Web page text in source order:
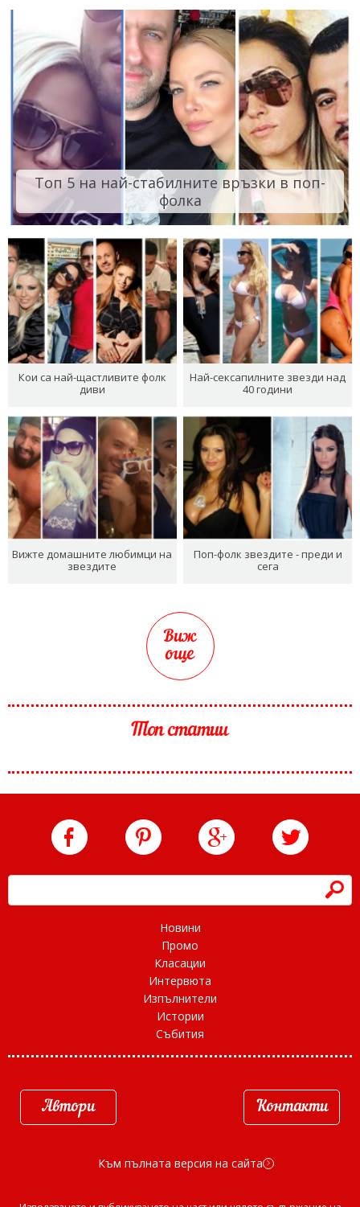
Топ 5 на най-стабилните връзки в поп-
фолка
Кои са най-щастливите фолк
диви
Най-сексапилните звезди над
40 години
Вижте домашните любимци на
звездите
Поп-фолк звездите - преди и
сега
Виж
още
Топ статии
h
Новини
Промо
Класации
Интервюта
Изпълнители
Истории
Събития
Автори Контакти
Към пълната версия на сайта d